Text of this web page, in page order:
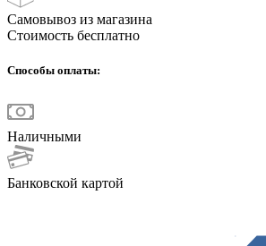
Самовывоз из магазина
Стоимость бесплатно
Способы оплаты:
Наличными
Банковской картой